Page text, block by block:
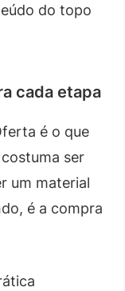
do topo
cada etapa
é o que
ser
um material
é a compra